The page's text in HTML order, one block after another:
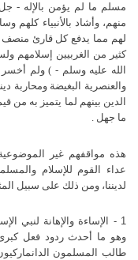
مسلم ما لم يؤمن بالإله - جل
منهم، وأشاد بالأنبياء
لهم مما يدفع كل قارئ منصف
كثير من الغربيين
الله عليه وسلم - ) ولم
والعنصرية البغيضة ومحاربة
الدين بينهم لما يتميز به من
ما جهل .
هذه مواقفهم غير
عداء القوم للإسلام
لديننا، ومن ذلك على سبيل
1 - الإساءة والإهانة لنبي الإسلام من خلال تلك الرسوم الكاريكاتورية
وهو ما أحدث ردود فعل
طالب المسلمون